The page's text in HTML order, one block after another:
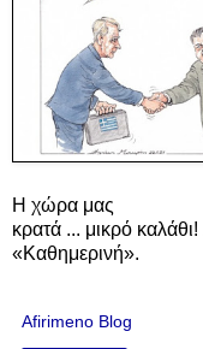
Η χώρα μας
κρατά ... μικρό καλάθι!
«Καθημερινή».
Afirimeno Blog